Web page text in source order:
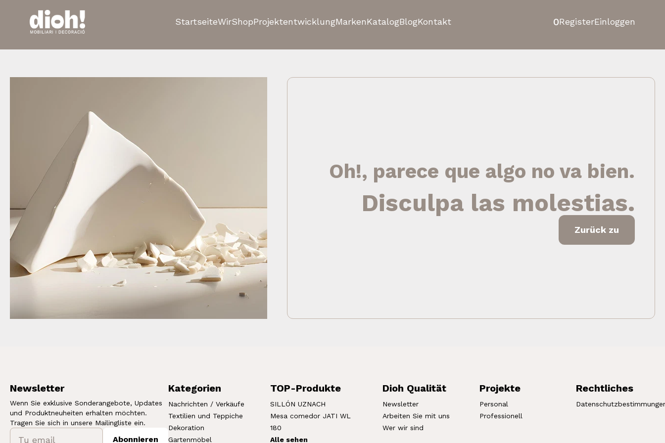
StartseiteWirShopProjektentwicklungMarkenKatalogBlogKontakt 0RegisterEinloggen
Oh!, parece que algo no va bien.
Disculpa las molestias.
Zurück zu
Newsletter
Wenn Sie exklusive Sonderangebote, Updates
und Produktneuheiten erhalten möchten.
Tragen Sie sich in unsere Mailingliste ein.
Abonnieren
Kategorien
Nachrichten / Verkäufe
Textilien und Teppiche
Dekoration
Gartenmöbel
TOP-Produkte
SILLÓN UZNACH
Mesa comedor JATI WL
180
Alle sehen
Dioh Qualität
Newsletter
Arbeiten Sie mit uns
Wer wir sind
Projekte
Personal
Professionell
Rechtliches